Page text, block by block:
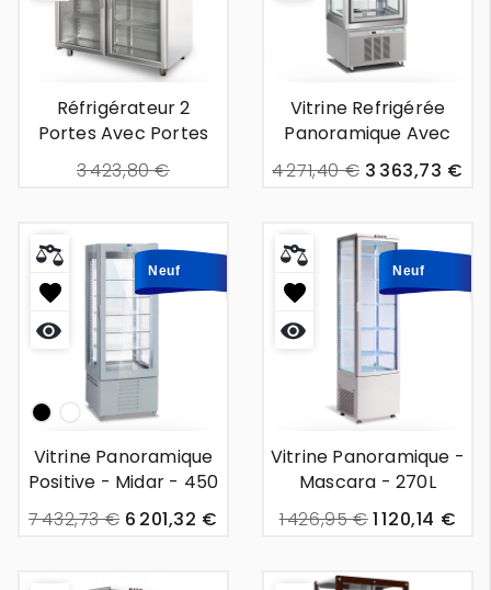
Réfrigérateur 2
Portes Avec Portes
En Verre - Biarritz -
1m40
3 423,80 €
Vitrine Refrigérée
Panoramique Avec
Étagère Rotative -
Taza- 420l
4 271,40 € 3 363,73 €
Neuf
noir White
Vitrine Panoramique
Positive - Midar - 450
L
7 432,73 € 6 201,32 €
Neuf
Vitrine Panoramique -
Mascara - 270L
1 426,95 € 1 120,14 €